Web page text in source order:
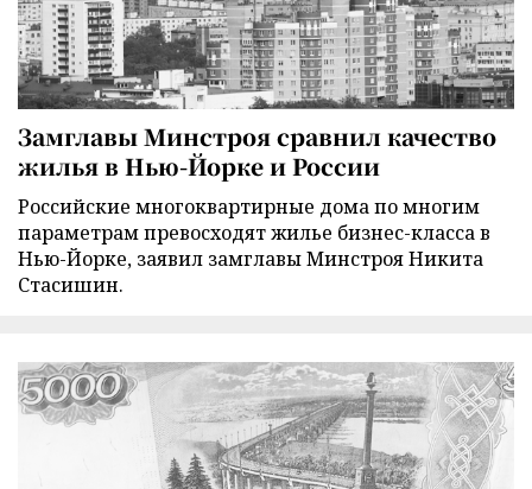
Замглавы Минстроя сравнил качество
жилья в Нью-Йорке и России
Российские многоквартирные дома по многим
параметрам превосходят жилье бизнес-класса в
Нью-Йорке, заявил замглавы Минстроя Никита
Стасишин.